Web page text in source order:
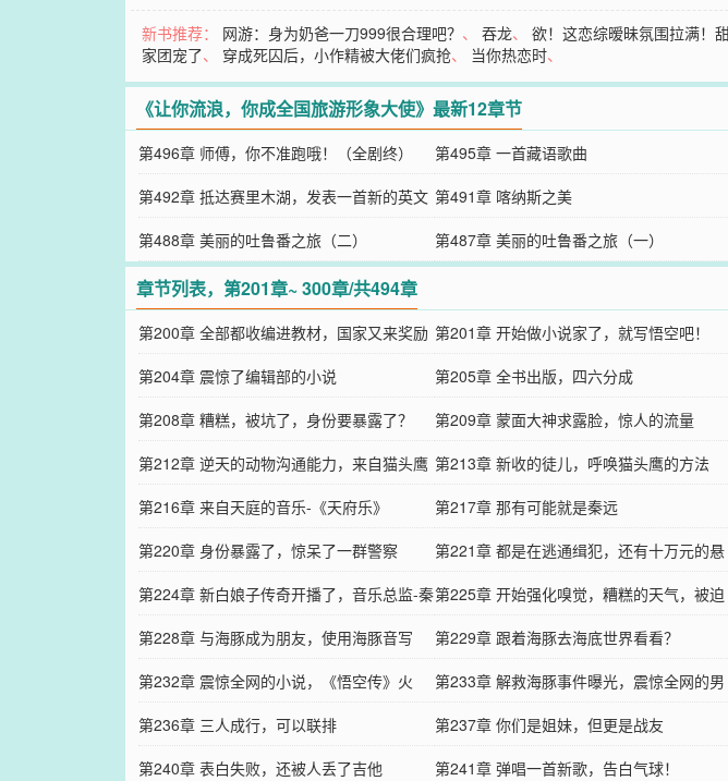
新书推荐： 网游：身为奶爸一刀999很合理吧？ 、吞龙、欲！这恋综暧昧氛围拉满！甜
家团宠了、 穿成死囚后，小作精被大佬们疯抢、 当你热恋时、
《让你流浪，你成全国旅游形象大使》最新12章节
第496章 师傅，你不准跑哦！（全剧终） 第495章 一首藏语歌曲
第492章 抵达赛里木湖，发表一首新的英文
歌
第491章 喀纳斯之美
第488章 美丽的吐鲁番之旅（二）
第487章 美丽的吐鲁番之旅（一）
章节列表，第201章~ 300章/共494章
第200章 全部都收编进教材，国家又来奖励
了？
第201章 开始做小说家了，就写悟空吧！
第204章 震惊了编辑部的小说
第205章 全书出版，四六分成
第208章 糟糕，被坑了，身份要暴露了？ 第209章 蒙面大神求露脸，惊人的流量
第212章 逆天的动物沟通能力，来自猫头鹰
的祝福
第213章 新收的徒儿，呼唤猫头鹰的方法
第216章 来自天庭的音乐-《天府乐》
第217章 那有可能就是秦远
第220章 身份暴露了，惊呆了一群警察
第221章 都是在逃通缉犯，还有十万元的悬
赏奖励？
第224章 新白娘子传奇开播了，音乐总监-秦
远！
第225章 开始强化嗅觉，糟糕的天气，被迫
在海边露营
第228章 与海豚成为朋友，使用海豚音写
歌？
第229章 跟着海豚去海底世界看看？
第232章 震惊全网的小说，《悟空传》火
了！
第233章 解救海豚事件曝光，震惊全网的男
人被质疑了。
第236章 三人成行，可以联排 第237章 你们是姐妹，但更是战友
第240章 表白失败，还被人丢了吉他
第241章 弹唱一首新歌，告白气球！